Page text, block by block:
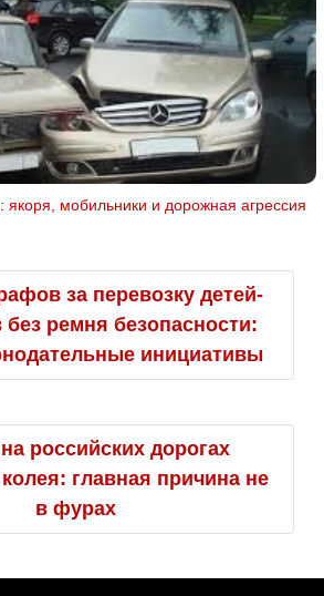
якоря, мобильники и дорожная агрессия
за перевозку детей-
ремня безопасности:
инициативы
российских дорогах
главная причина не
в фурах